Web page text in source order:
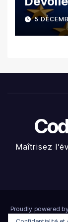
Contre
Crypto
5
Maîtrisez
Proudly powered